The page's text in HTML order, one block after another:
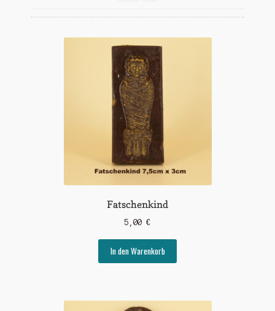
Fatschenkind
5,00 €
In den Warenkorb